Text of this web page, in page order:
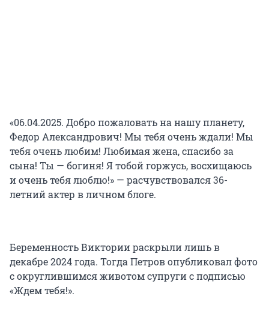
«06.04.2025. Добро пожаловать на нашу планету,
Федор Александрович! Мы тебя очень ждали! Мы
тебя очень любим! Любимая жена, спасибо за
сына! Ты — богиня! Я тобой горжусь, восхищаюсь
и очень тебя люблю!» — расчувствовался 36-
летний актер в личном блоге.
Беременность Виктории раскрыли лишь в
декабре 2024 года. Тогда Петров опубликовал фото
с округлившимся животом супруги с подписью
«Ждем тебя!».